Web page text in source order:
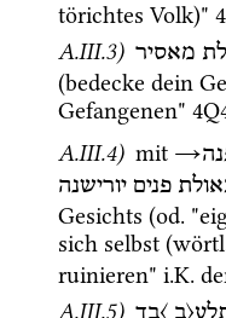
törichtes Volk)"
A.III.3) מאסיר
(bedecke dein
Gefangenen"
A.III.4) mit →
פנים יורישנה
Gesichts (od.
sich selbst (
ruinieren" i.K.
A.III.5) 〉בך